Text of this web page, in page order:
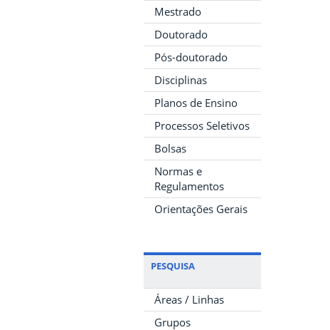
Mestrado
Doutorado
Pós-doutorado
Disciplinas
Planos de Ensino
Processos Seletivos
Bolsas
Normas e
Regulamentos
Orientações Gerais
PESQUISA
Áreas / Linhas
Grupos